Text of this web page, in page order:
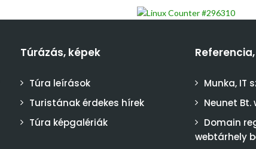
Túrázás, képek
Túra leírások
Turistának érdekes hírek
Túra képgalériák
Munka, IT
Neunet
Domain
webtárhely